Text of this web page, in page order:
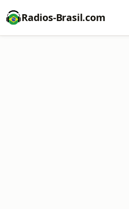
Radios-Brasil.com